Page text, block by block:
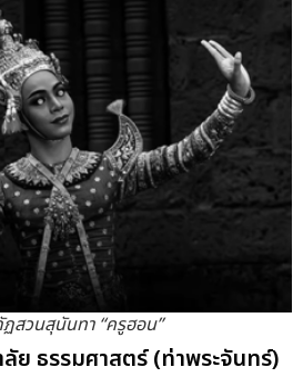
สวนสุนันทา “ครูฮอน”
ย ธรรมศาสตร์ (ท่าพระจันทร์)